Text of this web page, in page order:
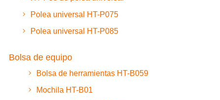
Polea universal HT-P075
Polea universal HT-P085
Bolsa de equipo
Bolsa de herramientas HT-B059
Mochila HT-B01